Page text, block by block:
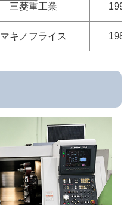
三菱重工業 1997
マキノフライス 1984